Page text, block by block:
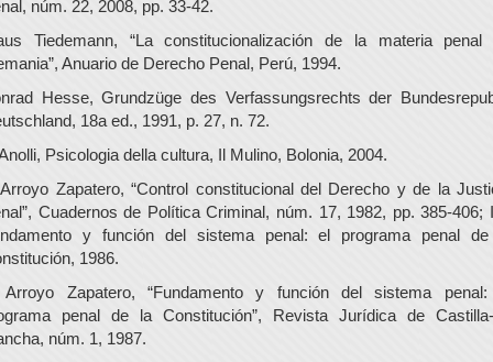
núm. 22, 2008, pp. 33-42.
Tiedemann, “La constitucionalización de la materia penal
Anuario de Derecho Penal, Perú, 1994.
Hesse, Grundzüge des Verfassungsrechts der
18a ed., 1991, p. 27, n. 72.
Psicologia della cultura, Il Mulino, Bolonia, 2004.
Zapatero, “Control constitucional del Derecho y de la
Cuadernos de Política Criminal, núm. 17, 1982, pp. 385-406;
y función del sistema penal: el programa penal
1986.
Zapatero, “Fundamento y función del sistema
penal de la Constitución”, Revista Jurídica de
núm. 1, 1987.